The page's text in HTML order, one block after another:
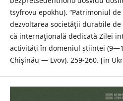
tsyfrovu epokhu). “Patrimoniul
dezvoltarea societăţii durabile
că internaţională dedicată Zilei
activități în domeniul științei
Chişinău — Lvov). 259-260. [in